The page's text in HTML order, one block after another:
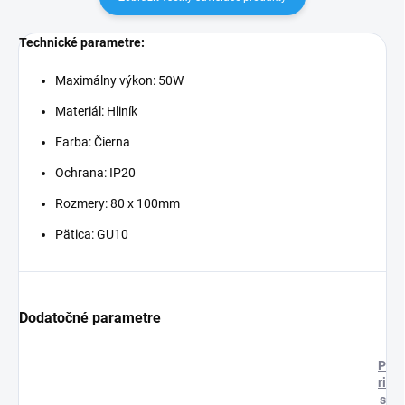
Technické parametre:
Maximálny výkon: 50W
Materiál: Hliník
Farba: Čierna
Ochrana: IP20
Rozmery: 80 x 100mm
Pätica: GU10
Dodatočné parametre
P
ri
s